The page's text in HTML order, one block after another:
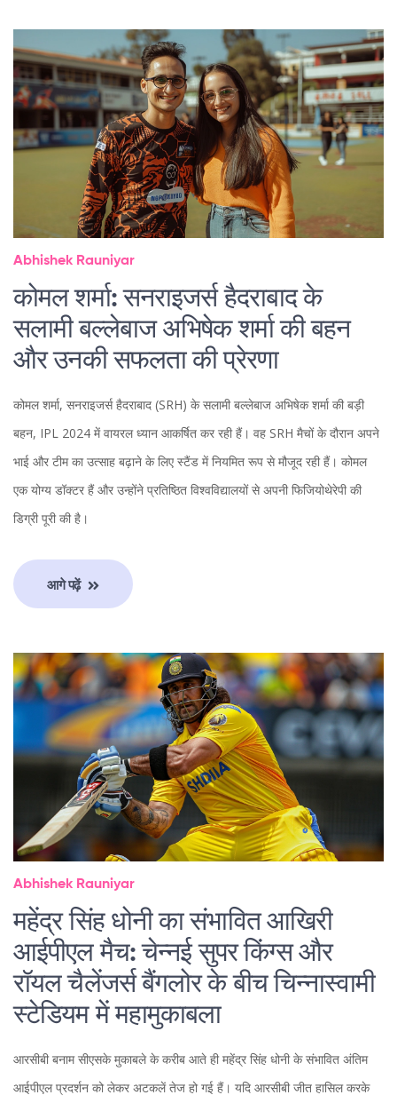
Abhishek Rauniyar
कोमल शर्मा: सनराइजर्स हैदराबाद के
सलामी बल्लेबाज अभिषेक शर्मा की बहन
और उनकी सफलता की प्रेरणा
कोमल शर्मा, सनराइजर्स हैदराबाद (SRH) के सलामी बल्लेबाज अभिषेक शर्मा की बड़ी
बहन, IPL 2024 में वायरल ध्यान आकर्षित कर रही हैं। वह SRH मैचों के दौरान अपने
भाई और टीम का उत्साह बढ़ाने के लिए स्टैंड में नियमित रूप से मौजूद रही हैं। कोमल
एक योग्य डॉक्टर हैं और उन्होंने प्रतिष्ठित विश्वविद्यालयों से अपनी फिजियोथेरेपी की
डिग्री पूरी की है।
आगे पढ़ें
Abhishek Rauniyar
महेंद्र सिंह धोनी का संभावित आखिरी
आईपीएल मैच: चेन्नई सुपर किंग्स और
रॉयल चैलेंजर्स बैंगलोर के बीच चिन्नास्वामी
स्टेडियम में महामुकाबला
आरसीबी बनाम सीएसके मुकाबले के करीब आते ही महेंद्र सिंह धोनी के संभावित अंतिम
आईपीएल प्रदर्शन को लेकर अटकलें तेज हो गई हैं। यदि आरसीबी जीत हासिल करके